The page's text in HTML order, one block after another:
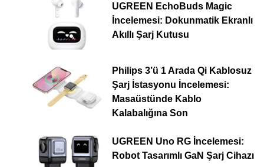
UGREEN EchoBuds Magic
İncelemesi: Dokunmatik Ekranlı
Akıllı Şarj Kutusu
Philips 3’ü 1 Arada Qi Kablosuz
Şarj İstasyonu İncelemesi:
Masaüstünde Kablo
Kalabalığına Son
UGREEN Uno RG İncelemesi:
Robot Tasarımlı GaN Şarj Cihazı